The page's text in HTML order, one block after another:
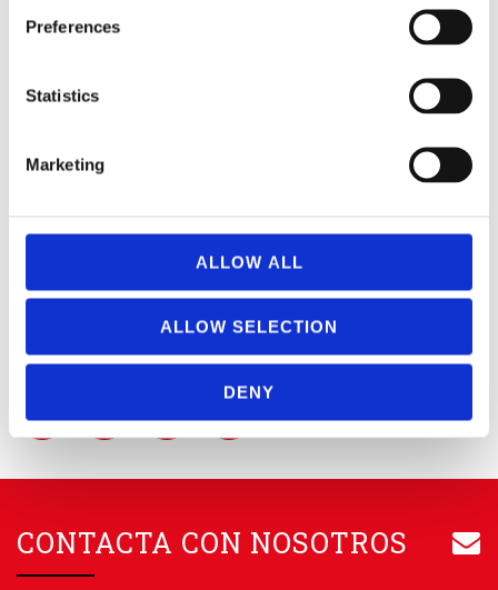
Preferences
Statistics
Marketing
ALLOW ALL
ALLOW SELECTION
DENY
Puedes suscribirte a nuestro boletín de noticias para recibir las
SÍGUENOS EN:
CONTACTA CON NOSOTROS